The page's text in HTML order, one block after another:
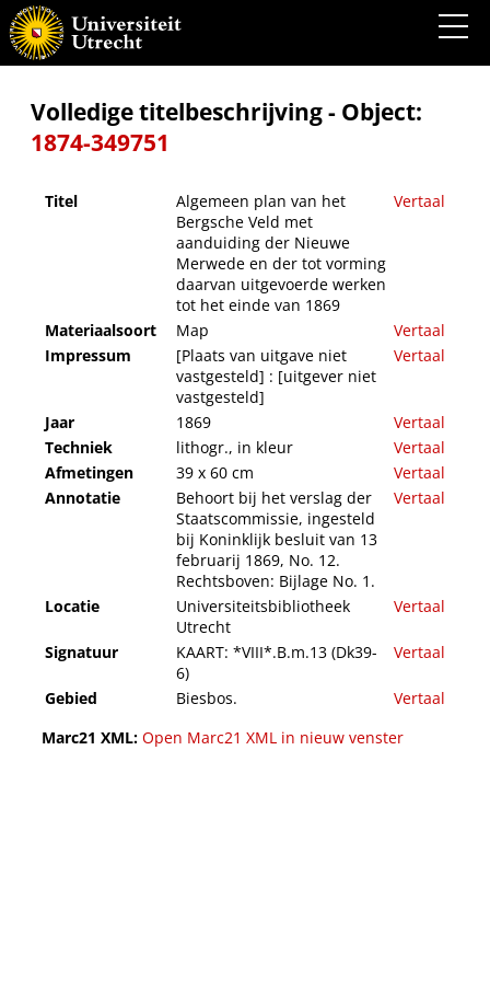
Algemeen plan van het Bergsche Veld met aanduiding der Nieuwe Merwede en der tot
vorming daarvan uitgevoerde werken tot het einde van 1869
Volledige titelbeschrijving - Object:
1874-349751
Titel
Algemeen plan van het
Bergsche Veld met
aanduiding der Nieuwe
Merwede en der tot vorming
daarvan uitgevoerde werken
tot het einde van 1869
Vertaal
Materiaalsoort Map
Vertaal
Impressum
[Plaats van uitgave niet
vastgesteld] : [uitgever niet
vastgesteld]
Vertaal
Jaar 1869
Vertaal
Techniek
lithogr., in kleur
Vertaal
Afmetingen
39 x 60 cm
Vertaal
Annotatie
Behoort bij het verslag der
Staatscommissie, ingesteld
bij Koninklijk besluit van 13
februarij 1869, No. 12.
Rechtsboven: Bijlage No. 1.
Vertaal
Locatie
Universiteitsbibliotheek
Utrecht
Vertaal
Signatuur
KAART: *VIII*.B.m.13 (Dk39-
6)
Vertaal
Gebied Biesbos.
Vertaal
Marc21 XML: Open Marc21 XML in nieuw venster